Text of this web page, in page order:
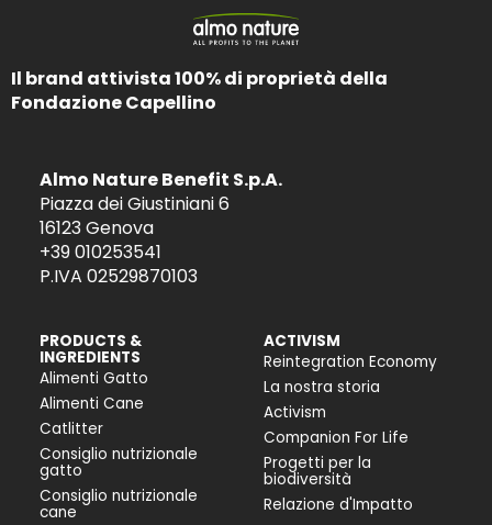
Il brand attivista 100% di proprietà della
Fondazione Capellino
Almo Nature Benefit S.p.A.
Piazza dei Giustiniani 6
16123 Genova
+39 010253541
P.IVA 02529870103
PRODUCTS &
INGREDIENTS
Alimenti Gatto
Alimenti Cane
Catlitter
Consiglio nutrizionale
gatto
Consiglio nutrizionale
cane
ACTIVISM
Reintegration Economy
La nostra storia
Activism
Companion For Life
Progetti per la
biodiversità
Relazione d'Impatto